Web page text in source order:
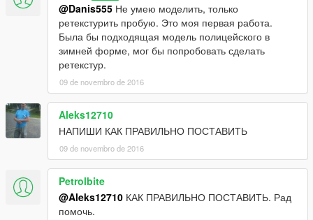
@Danis555 Не умею моделить, только
ретекстурить пробую. Это моя первая работа.
Была бы подходящая модель полицейского в
зимней форме, мог бы попробовать сделать
ретекстур.
09 de novembro de 2016
Aleks12710
НАПИШИ КАК ПРАВИЛЬНО ПОСТАВИТЬ
09 de novembro de 2016
Petrolbite
@Aleks12710 КАК ПРАВИЛЬНО ПОСТАВИТЬ. Рад
помочь.